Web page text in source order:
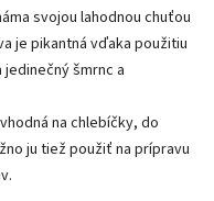
svojou lahodnou chuťou
je pikantná vďaka použitiu
šmrnc a
na chlebíčky, do
ju tiež použiť na prípravu